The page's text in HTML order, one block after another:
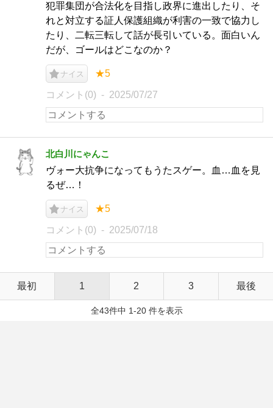
犯罪集団が合法化を目指し政界に進出したり、そ
れと対立する証人保護組織が利害の一致で協力し
たり、二転三転して話が長引いている。面白いん
だが、ゴールはどこなのか？
ナイス ★5
コメント(0) 2025/07/27
北白川にゃんこ
ヴォー大抗争になってもうたスゲー。血…血を見
るぜ…！
ナイス ★5
コメント(0) 2025/07/18
最初 1 2 3 最後
全43件中 1-20 件を表示